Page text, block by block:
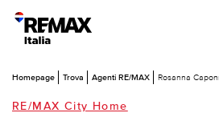
Homepage Trova Agenti RE/MAX Rosanna
RE/MAX City Home